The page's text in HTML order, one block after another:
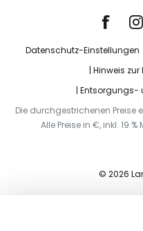
Datenschutz-Einstellungen
Hinweis
Entsorgungs-
Die durchgestrichenen Preise
Alle Preise in €, inkl. 19
© 2026